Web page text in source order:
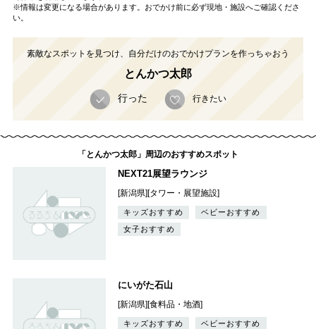
※情報は変更になる場合があります。おでかけ前に必ず現地・施設へご確認くださ
い。
素敵なスポットを見つけ、自分だけのおでかけプランを作っちゃおう
とんかつ太郎
行った 行きたい
「とんかつ太郎」周辺のおすすめスポット
NEXT21展望ラウンジ
[新潟県][タワー・展望施設]
キッズおすすめ
ベビーおすすめ
女子おすすめ
にいがた石山
[新潟県][食料品・地酒]
キッズおすすめ
ベビーおすすめ